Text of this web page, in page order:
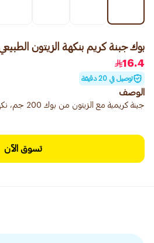
بوك جبنة كريم بنكهة الزيتون الطبيعي
16.4
توصيل في 20 دقيقة
الوصف
جبنة كريمية مع الزيتون من بوك 200 جم، نكهة متوازنة وشهية.
تسوق الآن